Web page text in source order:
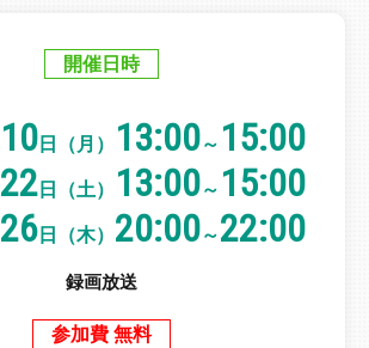
開催日時
10日（月） 13:00～ 15:00
22日（土） 13:00～ 15:00
26日（木） 20:00～22:00
録画放送
参加費 無料